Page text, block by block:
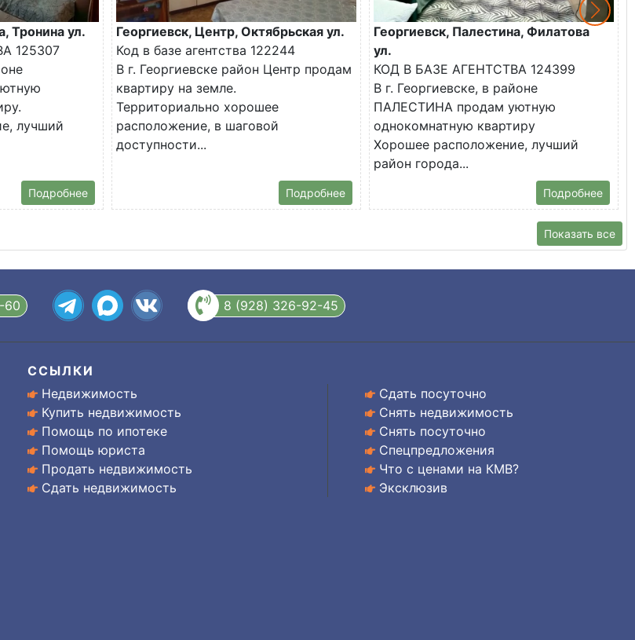
Тронина ул.
125307
лучший
Подробнее
Георгиевск, Центр, Октябрьская ул.
Код в базе агентства 122244
В г. Георгиевске район Центр продам
квартиру на земле.
Территориально хорошее
расположение, в шаговой
доступности...
Подробнее
Георгиевск, Палестина, Филатова
ул.
КОД В БАЗЕ АГЕНТСТВА 124399
В г. Георгиевске, в районе
ПАЛЕСТИНА продам уютную
однокомнатную квартиру
Хорошее расположение, лучший
район города...
Подробнее
Показать все
60 8 (928) 326-92-45
ССЫЛКИ
Недвижимость
Купить недвижимость
Помощь по ипотеке
Помощь юриста
Продать недвижимость
Сдать недвижимость
Сдать посуточно
Снять недвижимость
Снять посуточно
Спецпредложения
Что с ценами на КМВ?
Эксклюзив